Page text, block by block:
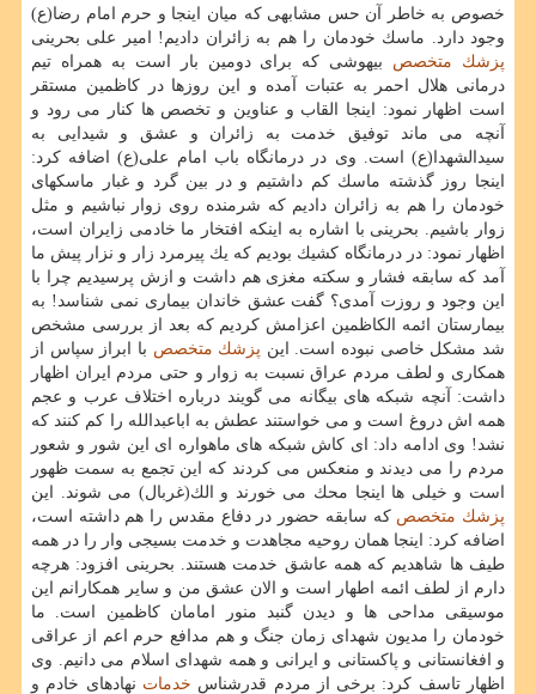
خصوص به خاطر آن حس مشابهی كه میان اینجا و حرم امام رضا(ع)
وجود دارد. ماسك خودمان را هم به زائران دادیم! امیر علی بحرینی
پزشك
متخصص بیهوشی كه برای دومین بار است به همراه تیم
درمانی هلال احمر به عتبات آمده و این روزها در كاظمین مستقر
است اظهار نمود: اینجا القاب و عناوین و تخصص ها كنار می رود و
آنچه می ماند توفیق خدمت به زائران و عشق و شیدایی به
سیدالشهدا(ع) است. وی در درمانگاه باب امام علی(ع) اضافه كرد:
اینجا روز گذشته ماسك كم داشتیم و در بین گرد و غبار ماسكهای
خودمان را هم به زائران دادیم كه شرمنده روی زوار نباشیم و مثل
زوار باشیم. بحرینی با اشاره به اینكه افتخار ما خادمی زایران است،
اظهار نمود: در درمانگاه كشیك بودیم كه یك پیرمرد زار و نزار پیش ما
آمد كه سابقه فشار و سكته مغزی هم داشت و ازش پرسیدیم چرا با
این وجود و روزت آمدی؟ گفت عشق خاندان بیماری نمی شناسد! به
بیمارستان ائمه الكاظمین اعزامش كردیم كه بعد از بررسی مشخص
شد مشكل خاصی نبوده است. این پزشك متخصص با ابراز سپاس از
همكاری و لطف مردم عراق نسبت به زوار و حتی مردم ایران اظهار
داشت: آنچه شبكه های بیگانه می گویند درباره اختلاف عرب و عجم
همه اش دروغ است و می خواستند عطش به اباعبدالله را كم كنند كه
نشد! وی ادامه داد: ای كاش شبكه های ماهواره ای این شور و شعور
مردم را می دیدند و منعكس می كردند كه این تجمع به سمت ظهور
است و خیلی ها اینجا محك می خورند و الك(غربال) می شوند. این
پزشك متخصص كه سابقه حضور در دفاع مقدس را هم داشته است،
اضافه كرد: اینجا همان روحیه مجاهدت و خدمت بسیجی وار را در همه
طیف ها شاهدیم كه همه عاشق خدمت هستند. بحرینی افزود: هرچه
دارم از لطف ائمه اطهار است و الان عشق من و سایر همكارانم این
موسیقی مداحی ها و دیدن گنبد منور امامان كاظمین است. ما
خودمان را مدیون شهدای زمان جنگ و هم مدافع حرم اعم از عراقی
و افغانستانی و پاكستانی و ایرانی و همه شهدای اسلام می دانیم. وی
اظهار تاسف كرد: برخی از مردم قدرشناس خدمات نهادهای خادم و